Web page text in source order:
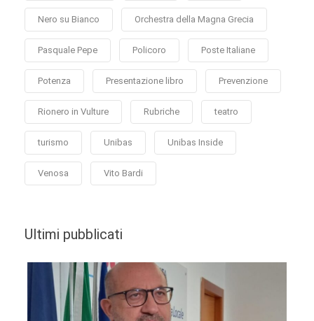
Nero su Bianco Orchestra della Magna Grecia
Pasquale Pepe Policoro Poste Italiane
Potenza Presentazione libro Prevenzione
Rionero in Vulture Rubriche teatro
turismo Unibas Unibas Inside
Venosa Vito Bardi
Ultimi pubblicati